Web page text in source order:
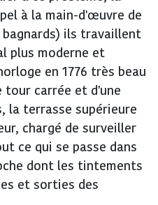
à la main-d'œuvre de
ils travaillent
plus moderne et
en 1776 très beau
carrée et d'une
la terrasse supérieure
chargé de surveiller
ce qui se passe dans
dont les tintements
et sorties des